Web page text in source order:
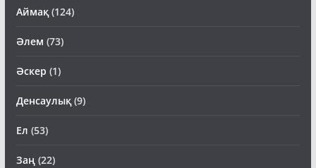
Аймақ(124)
Әлем (73)
Әскер (1)
Денсаулық(9)
Ел (53)
Заң(22)